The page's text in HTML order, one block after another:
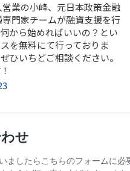
業の小峰、元日本政策金融
門家チームが融資支援を行
から始めればいいの？とい
を無料にて行っておりま
ひいちどご相談ください。